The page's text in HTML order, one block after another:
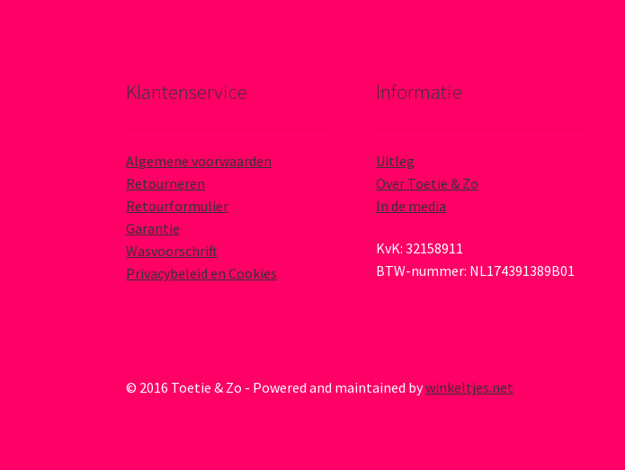
Klantenservice
Algemene voorwaarden
Retourneren
Retourformulier
Garantie
Wasvoorschrift
Privacybeleid en Cookies
Informatie
Uitleg
Over Toetie & Zo
In de media
KvK: 32158911
BTW-nummer: NL174391389B01
© 2016 Toetie & Zo - Powered and maintained bywinkeltjes.net